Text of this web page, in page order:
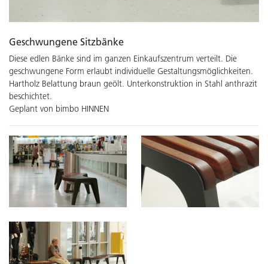
Geschwungene Sitzbänke
Diese edlen Bänke sind im ganzen Einkaufszentrum verteilt. Die
geschwungene Form erlaubt individuelle Gestaltungsmöglichkeiten.
Hartholz Belattung braun geölt. Unterkonstruktion in Stahl anthrazit
beschichtet.
Geplant von bimbo HINNEN